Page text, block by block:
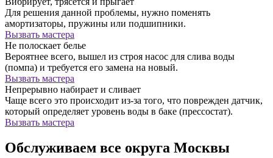
Для решения данной проблемы, нужно поменять
амортизаторы, пружины или подшипники.
Вызвать мастера
Не полоскает белье
Вероятнее всего, вышел из строя насос для слива воды
(помпа) и требуется его замена на новый.
Вызвать мастера
Непрерывно набирает и сливает
Чаще всего это происходит из-за того, что поврежден датчик,
который определяет уровень воды в баке (прессостат).
Вызвать мастера
Обслуживаем все округа Москвы